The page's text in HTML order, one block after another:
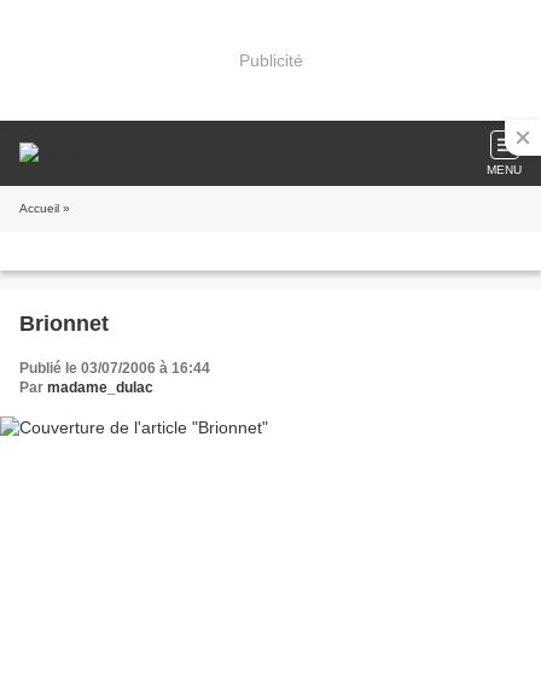
Publicité
MENU
Accueil »
Brionnet
Publié le 03/07/2006 à 16:44
Par madame_dulac